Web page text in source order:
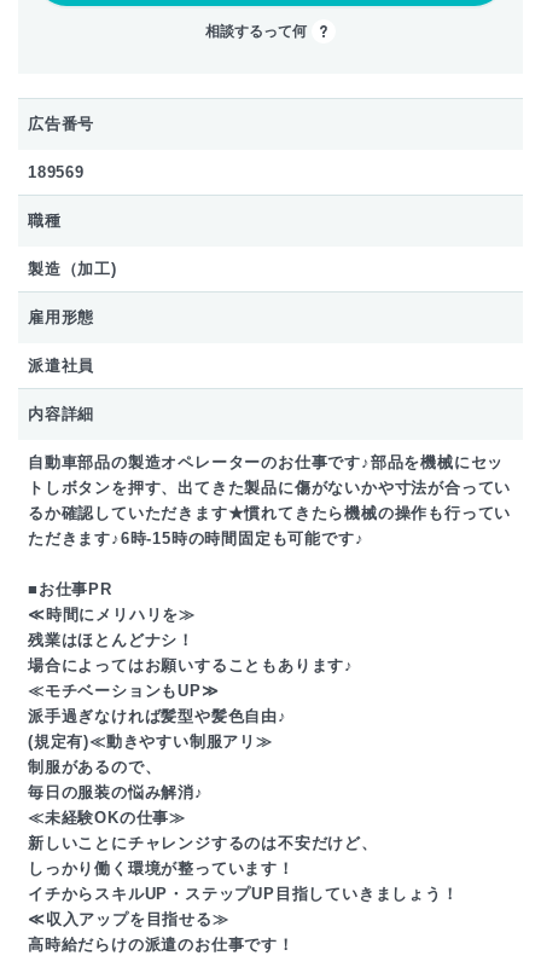
相談するって何
広告番号
189569
職種
製造（加工)
雇用形態
派遣社員
内容詳細
自動車部品の製造オペレーターのお仕事です♪部品を機械にセッ
トしボタンを押す、出てきた製品に傷がないかや寸法が合ってい
るか確認していただきます★慣れてきたら機械の操作も行ってい
ただきます♪6時-15時の時間固定も可能です♪
■お仕事PR
≪時間にメリハリを≫
残業はほとんどナシ！
場合によってはお願いすることもあります♪
≪モチベーションもUP≫
派手過ぎなければ髪型や髪色自由♪
(規定有)≪動きやすい制服アリ≫
制服があるので、
毎日の服装の悩み解消♪
≪未経験OKの仕事≫
新しいことにチャレンジするのは不安だけど、
しっかり働く環境が整っています！
イチからスキルUP・ステップUP目指していきましょう！
≪収入アップを目指せる≫
高時給だらけの派遣のお仕事です！